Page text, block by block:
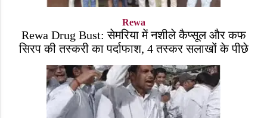
Rewa
Rewa Drug Bust: सेमरिया में नशीले कैप्सूल और कफ
सिरप की तस्करी का पर्दाफाश, 4 तस्कर सलाखों के पीछे